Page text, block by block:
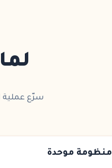
سرّع عملية
منظومة موحدة